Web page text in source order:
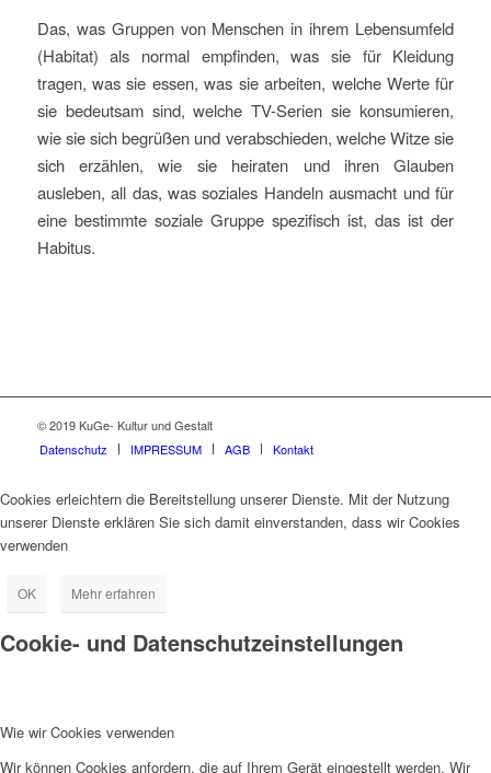
Das, was Gruppen von Menschen in ihrem Lebensumfeld
(Habitat) als normal empfinden, was sie für Kleidung
tragen, was sie essen, was sie arbeiten, welche Werte für
sie bedeutsam sind, welche TV-Serien sie konsumieren,
wie sie sich begrüßen und verabschieden, welche Witze sie
sich erzählen, wie sie heiraten und ihren Glauben
ausleben, all das, was soziales Handeln ausmacht und für
eine bestimmte soziale Gruppe spezifisch ist, das ist der
Habitus.
© 2019 KuGe- Kultur und Gestalt
Datenschutz
IMPRESSUM AGB Kontakt
Cookies erleichtern die Bereitstellung unserer Dienste. Mit der Nutzung
unserer Dienste erklären Sie sich damit einverstanden, dass wir Cookies
verwenden
OK Mehr erfahren
Cookie- und Datenschutzeinstellungen
Wie wir Cookies verwenden
Wir können Cookies anfordern, die auf Ihrem Gerät eingestellt werden. Wir